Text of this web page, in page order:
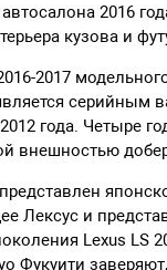
2016
кузова и
2017
серийным
года. Четыре
внешностью
Лексус и
Lexus LS
Фукуити